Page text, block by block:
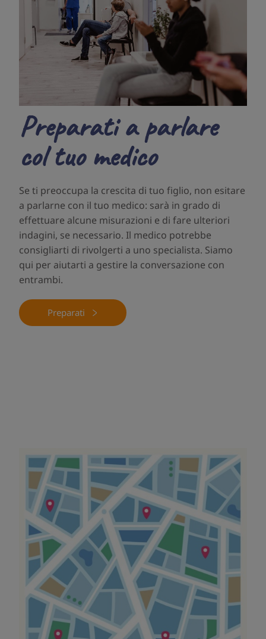
Preparati a parlare
col tuo medico
Se ti preoccupa la crescita di tuo figlio, non esitare
a parlarne con il tuo medico: sarà in grado di
effettuare alcune misurazioni e di fare ulteriori
indagini, se necessario. Il medico potrebbe
consigliarti di rivolgerti a uno specialista. Siamo
qui per aiutarti a gestire la conversazione con
entrambi.
Preparati